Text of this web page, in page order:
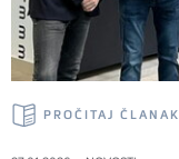
PROČITAJ ČLANAK